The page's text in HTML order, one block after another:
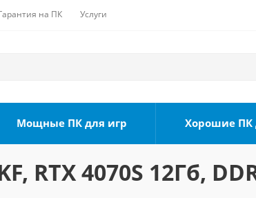
на ПК Услуги
Мощные ПК для игр Хорошие ПК
RTX 4070S 12Гб,